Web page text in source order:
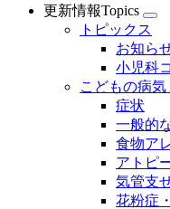
更新情報Topics
トピックス
お知ら
小児科
こどもの病気
症状
一般的
食物ア
アトピ
気管支
花粉症